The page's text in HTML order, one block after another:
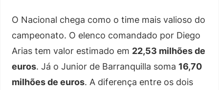
O Nacional chega como o time mais valioso do
campeonato. O elenco comandado por Diego
Arias tem valor estimado em 22,53 milhões de
euros. Já o Junior de Barranquilla soma 16,70
milhões de euros. A diferença entre os dois